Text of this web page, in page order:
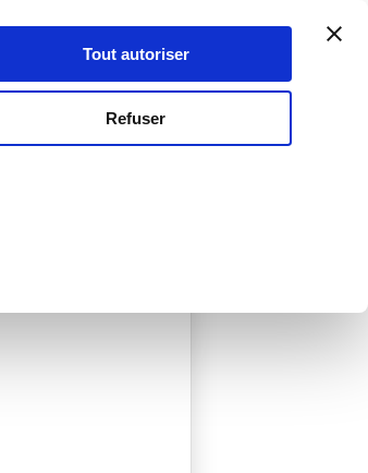
Tout autoriser
Refuser
Se connecter